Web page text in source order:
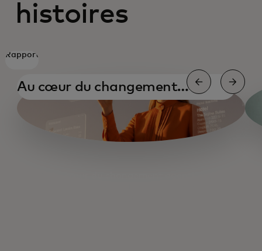
histoires
Rapport
Au cœur du changement
agentique